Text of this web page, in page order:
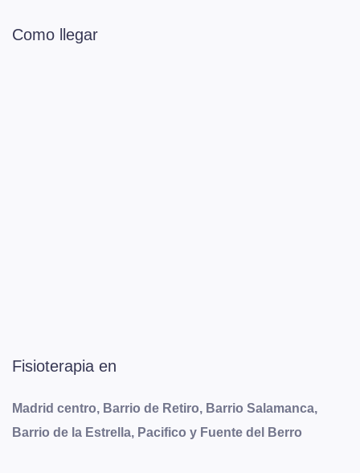
Como llegar
Fisioterapia en
Madrid centro, Barrio de Retiro, Barrio Salamanca,
Barrio de la Estrella, Pacifico y Fuente del Berro